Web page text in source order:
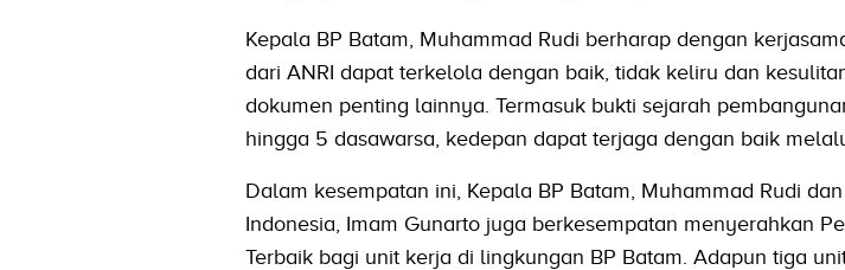
Kepala BP Batam, Muhammad Rudi berharap dengan
dari ANRI dapat terkelola dengan baik, tidak keliru dan
dokumen penting lainnya. Termasuk bukti sejarah
hingga 5 dasawarsa, kedepan dapat terjaga dengan baik
Dalam kesempatan ini, Kepala BP Batam, Muhammad Rudi
Indonesia, Imam Gunarto juga berkesempatan menyerahkan
Terbaik bagi unit kerja di lingkungan BP Batam. Adapun tiga